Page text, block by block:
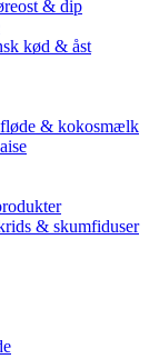
& dip
kød & åst
& kokosmælk
& skumfiduser